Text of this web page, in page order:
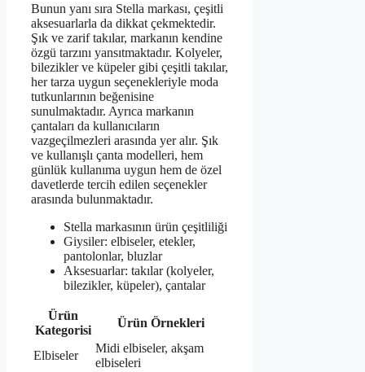
Bunun yanı sıra Stella markası, çeşitli
aksesuarlarla da dikkat çekmektedir.
Şık ve zarif takılar, markanın kendine
özgü tarzını yansıtmaktadır. Kolyeler,
bilezikler ve küpeler gibi çeşitli takılar,
her tarza uygun seçenekleriyle moda
tutkunlarının beğenisine
sunulmaktadır. Ayrıca markanın
çantaları da kullanıcıların
vazgeçilmezleri arasında yer alır. Şık
ve kullanışlı çanta modelleri, hem
günlük kullanıma uygun hem de özel
davetlerde tercih edilen seçenekler
arasında bulunmaktadır.
Stella markasının ürün çeşitliliği
Giysiler: elbiseler, etekler,
pantolonlar, bluzlar
Aksesuarlar: takılar (kolyeler,
bilezikler, küpeler), çantalar
Ürün
Kategorisi
Ürün Örnekleri
Elbiseler
Midi elbiseler, akşam
elbiseleri